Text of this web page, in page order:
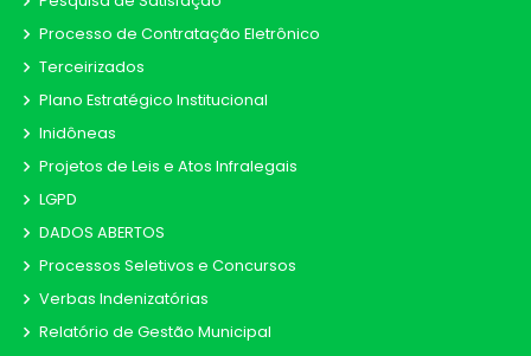
Processo de Contratação Eletrônico
Terceirizados
Plano Estratégico Institucional
Inidôneas
Projetos de Leis e Atos Infralegais
LGPD
DADOS ABERTOS
Processos Seletivos e Concursos
Verbas Indenizatórias
Relatório de Gestão Municipal